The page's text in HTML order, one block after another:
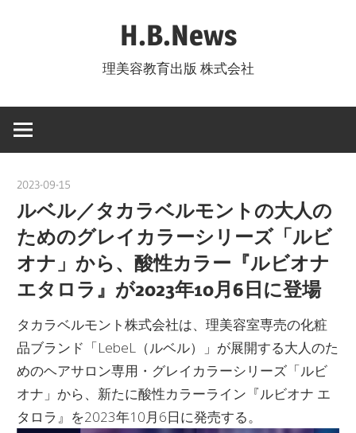
ツ
ス
H.B.News
理美容教育出版 株式会社
2023-09-15
ルベル／タカラベルモントの大人の
ためのグレイカラーシリーズ「ルビ
オナ」から、酸性カラー『ルビオナ
エタロラ』が2023年10月6日に登場
タカラベルモント株式会社は、理美容室専売の化粧
品ブランド「LebeL（ルベル）」が展開する大人のた
めのヘアサロン専用・グレイカラーシリーズ「ルビ
オナ」から、新たに酸性カラーライン『ルビオナ エ
タロラ』を2023年10月6日に発売する。